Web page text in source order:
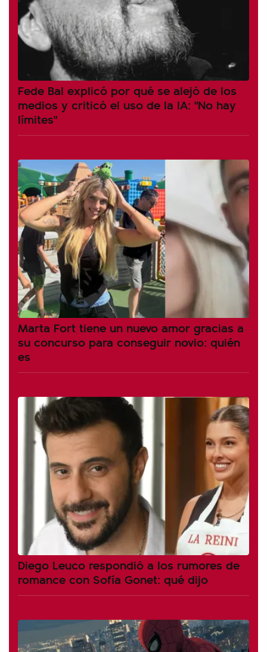
Fede Bal explicó por qué se alejó de los
medios y criticó el uso de la IA: "No hay
límites"
Marta Fort tiene un nuevo amor gracias a
su concurso para conseguir novio: quién
es
Diego Leuco respondió a los rumores de
romance con Sofía Gonet: qué dijo